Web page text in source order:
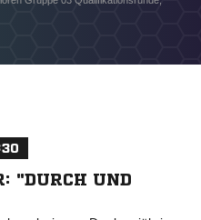
"DURCH UND